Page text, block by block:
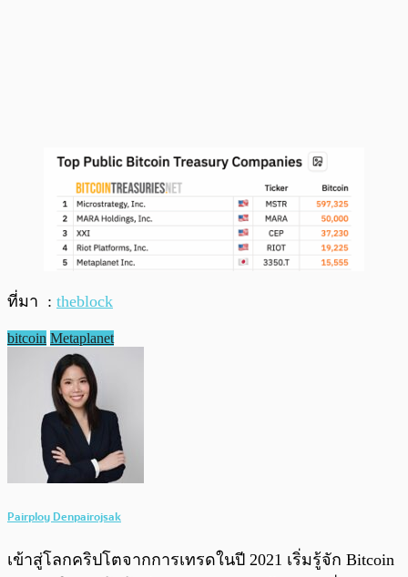
ที่มา : theblock
bitcoin Metaplanet
Pairploy Denpairojsak
เข้าสู่โลกคริปโตจากการเทรดในปี 2021 เริ่มรู้จัก Bitcoin